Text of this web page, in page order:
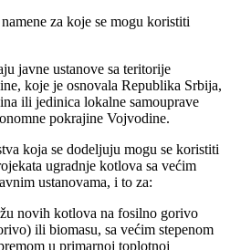
za koje se mogu koristiti
javne ustanove sa teritorije
koje je osnovala Republika Srbija,
ili jedinica lokalne samouprave
pokrajine Vojvodine.
koja se dodeljuju mogu se koristiti
ugradnje kotlova sa većim
ustanovama, i to za:
novih kotlova na fosilno gorivo
ili biomasu, sa većim stepenom
u primarnoj toplotnoj